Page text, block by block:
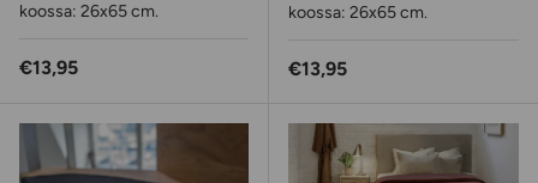
koossa: 26x65 cm.
Normaalihinta
€13,95
koossa: 26x65 cm.
Normaalihinta
€13,95